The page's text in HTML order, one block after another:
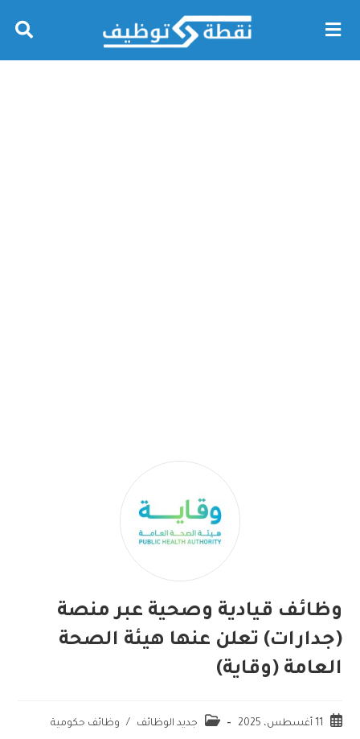
وظائف قيادية وصحية عبر منصة
(جدارات) تعلن عنها هيئة الصحة
العامة (وقاية)
11 أغسطس، 2025 جديد الوظائف / وظائف حكومية